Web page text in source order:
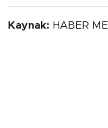
Kaynak: HABER